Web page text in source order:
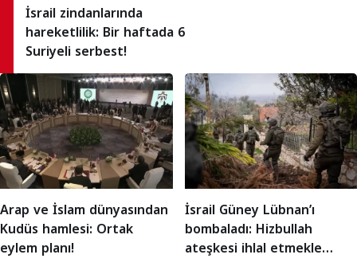
İsrail zindanlarında
hareketlilik: Bir haftada 6
Suriyeli serbest!
Arap ve İslam dünyasından
Kudüs hamlesi: Ortak
eylem planı!
İsrail Güney Lübnan’ı
bombaladı: Hizbullah
ateşkesi ihlal etmekle